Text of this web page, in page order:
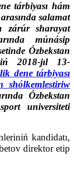
tárbiyası hám
salamat
zárúr sharayat
múnásip
Ózbekstan
2018-jıl 13-
dene tárbiyası
shólkemlestiriw
Ózbekstan
universiteti
kandidatı,
direktor etip